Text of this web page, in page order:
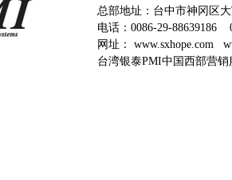
总部地址：台中市神冈区
电话： 0086-29-88639186
网址： www.sxhope.com
台湾银泰PMI中国西部营